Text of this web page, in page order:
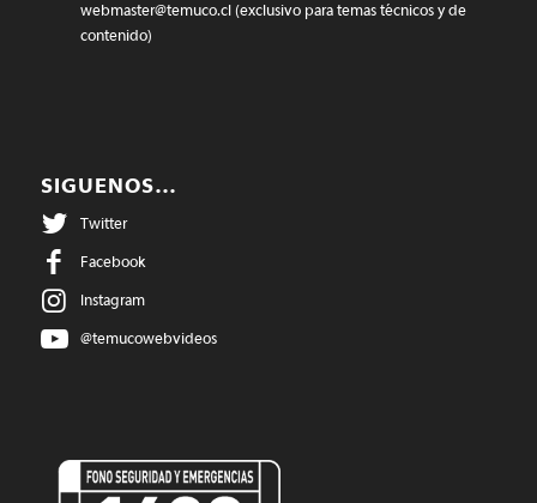
webmaster@temuco.cl(exclusivo para temas técnicos y de
contenido)
SIGUENOS…
Twitter
Facebook
Instagram
@temucowebvideos